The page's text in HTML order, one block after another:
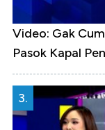
Video: Gak
Pasok Kapal
3.